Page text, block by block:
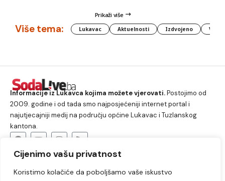
Cijenimo vašu privatnost
Koristimo kolačiće da poboljšamo vaše iskustvo
Prikaži više
Više tema: Lukavac Aktuelnosti Izdvojeno
Informacije iz Lukavca kojima možete vjerovati.Postojimo od
2009. godine i od tada smo najposjećeniji internet portal i
najutjecajniji medij na području općine Lukavac i Tuzlanskog
kantona.
Lukavac Društvo Crna hronika Sport